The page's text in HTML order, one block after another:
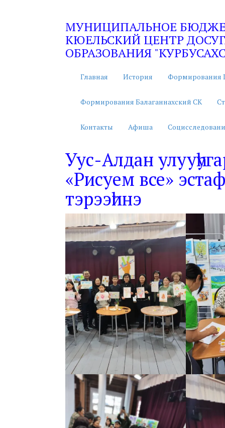
МУНИЦИПАЛЬНОЕ
КЮЕЛЬСКИЙ ЦЕНТР
ОБРАЗОВАНИЯ
Главная История Формирования
Формирования Балаганнахский СК
Контакты Афиша
Уус-Алдан
«Рисуем все»
тэрээһинэ